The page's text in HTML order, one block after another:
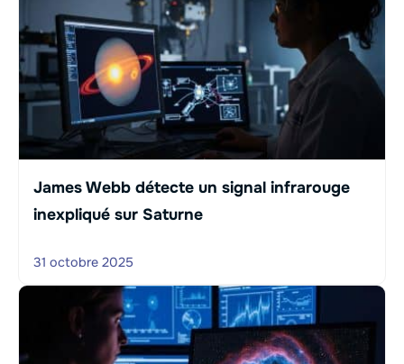
James Webb détecte un signal infrarouge
inexpliqué sur Saturne
31 octobre 2025